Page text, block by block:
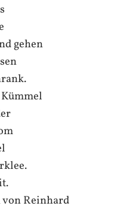
gehen
von Reinhard